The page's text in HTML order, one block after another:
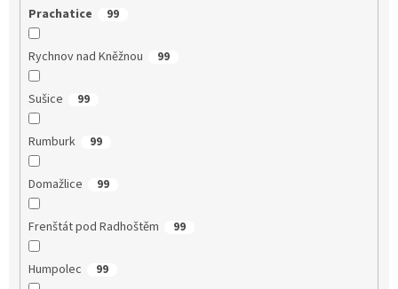
Prachatice 99
Rychnov nad Kněžnou 99
Sušice 99
Rumburk 99
Domažlice 99
Frenštát pod Radhoštěm 99
Humpolec 99